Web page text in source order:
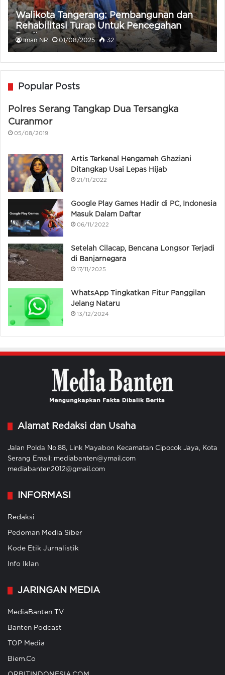
Walikota Tangerang: Pembangunan dan
Rehabilitasi Turap Untuk Pencegahan
Banjir
Iman NR 01/08/2025 32
Popular Posts
Polres Serang Tangkap Dua Tersangka
Curanmor
05/08/2019
Artis Terkenal Hengameh Ghaziani
Ditangkap Usai Lepas Hijab
21/11/2022
Google Play Games Hadir di PC, Indonesia
Masuk Dalam Daftar
06/11/2022
Setelah Cilacap, Bencana Longsor Terjadi
di Banjarnegara
17/11/2025
WhatsApp Tingkatkan Fitur Panggilan
Jelang Nataru
13/12/2024
Alamat Redaksi dan Usaha
Jalan Polda No.88, Link Mayabon Kecamatan Cipocok Jaya, Kota
Serang Email: mediabanten@ymail.com
mediabanten2012@gmail.com
INFORMASI
Redaksi
Pedoman Media Siber
Kode Etik Jurnalistik
Info Iklan
JARINGAN MEDIA
MediaBanten TV
Banten Podcast
TOP Media
Biem.Co